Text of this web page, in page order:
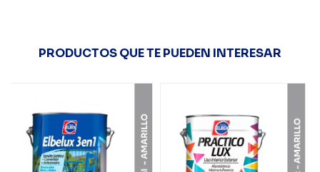
PRODUCTOS QUE TE PUEDEN INTERESAR